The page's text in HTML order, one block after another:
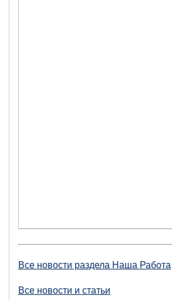
Все новости раздела Наша Работа
Все новости и статьи